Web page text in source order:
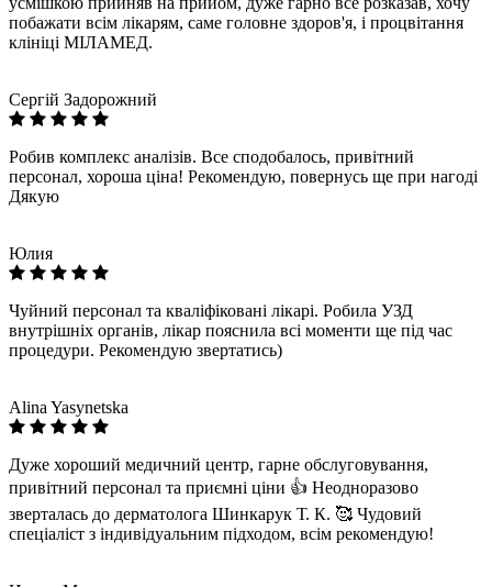
побажати всім лікарям, саме головне здоров'я, і процвітання
клініці МІЛАМЕД.
Сергій Задорожний
Робив комплекс аналізів. Все сподобалось, привітний
персонал, хороша ціна! Рекомендую, повернусь ще при нагоді
Дякую
Юлия
Чуйний персонал та кваліфіковані лікарі. Робила УЗД
внутрішніх органів, лікар пояснила всі моменти ще під час
процедури. Рекомендую звертатись)
Alina Yasynetska
Дуже хороший медичний центр, гарне обслуговування,
привітний персонал та приємні ціни 👍 Неодноразово
зверталась до дерматолога Шинкарук Т. К. 🥰 Чудовий
спеціаліст з індивідуальним підходом, всім рекомендую!